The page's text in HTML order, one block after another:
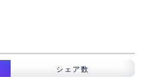
シェア数